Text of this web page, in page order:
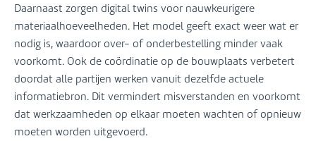
Daarnaast zorgen digital twins voor nauwkeurigere
materiaalhoeveelheden. Het model geeft exact weer wat er
nodig is, waardoor over- of onderbestelling minder vaak
voorkomt. Ook de coördinatie op de bouwplaats verbetert
doordat alle partijen werken vanuit dezelfde actuele
informatiebron. Dit vermindert misverstanden en voorkomt
dat werkzaamheden op elkaar moeten wachten of opnieuw
moeten worden uitgevoerd.